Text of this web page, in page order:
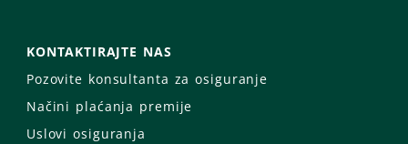
KONTAKTIRAJTE NAS
Pozovite konsultanta za osiguranje
Načini plaćanja premije
Uslovi osiguranja